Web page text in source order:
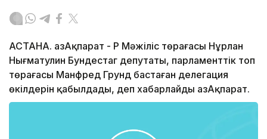
АСТАНА. ҚазАқпарат - ҚР Мәжіліс төрағасы Нұрлан
Нығматулин Бундестаг депутаты, парламенттік топ
төрағасы Манфред Грунд бастаған делегация
өкілдерін қабылдады, деп хабарлайды ҚазАқпарат.